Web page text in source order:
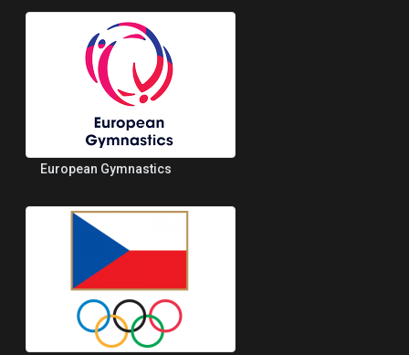
European Gymnastics